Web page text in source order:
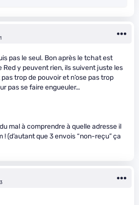
pas le seul. Bon après le tchat est
Red y peuvent rien, ils suivent juste les
trop de pouvoir et n’ose pas trop
pas se faire engueuler…
mal à comprendre à quelle adresse il
(d’autant que 3 envois “non-reçu” ça